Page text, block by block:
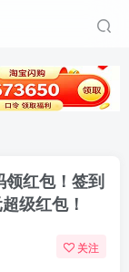
领红包！签到
级红包！
关注